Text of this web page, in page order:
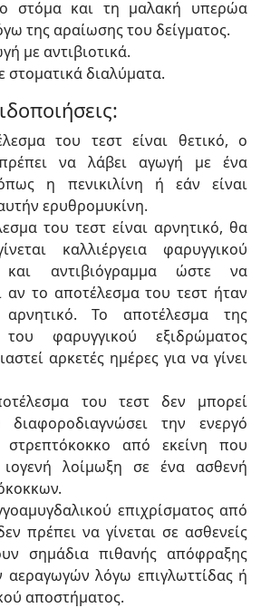
στόμα και τη μαλακή υπερώα
της αραίωσης του δείγματος.
με αντιβιοτικά.
στοματικά διαλύματα.
του τεστ είναι θετικό, ο
να λάβει αγωγή με ένα
όπως η πενικιλίνη ή εάν είναι
ερυθρομυκίνη.
του τεστ είναι αρνητικό, θα
καλλιέργεια φαρυγγικού
και αντιβιόγραμμα ώστε να
αν το αποτέλεσμα του τεστ ήταν
Το αποτέλεσμα της
του φαρυγγικού εξιδρώματος
αρκετές ημέρες για να γίνει
του τεστ δεν μπορεί
την ενεργό
από εκείνη που
ιογενή λοίμωξη σε ένα ασθενή
επιχρίσματος από
πρέπει να γίνεται σε ασθενείς
σημάδια πιθανής απόφραξης
λόγω επιγλωττίδας ή
αποστήματος.